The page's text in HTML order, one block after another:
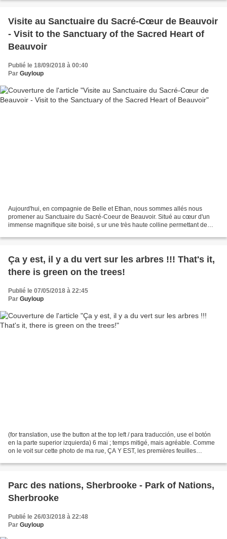
Visite au Sanctuaire du Sacré-Cœur de Beauvoir
- Visit to the Sanctuary of the Sacred Heart of
Beauvoir
Publié le 18/09/2018 à 00:40
Par Guyloup
Aujourd'hui, en compagnie de Belle et Ethan, nous sommes allés nous
promener au Sanctuaire du Sacré-Coeur de Beauvoir. Situé au cœur d'un
immense magnifique site boisé, s ur une très haute colline permettant de
Ça y est, il y a du vert sur les arbres !!! That's it,
there is green on the trees!
Publié le 07/05/2018 à 22:45
Par Guyloup
(for translation, use the button at the top left / para traducción, use el botón
en la parte superior izquierda) 6 mai ; temps mitigé, mais agréable. Comme
on le voit sur cette photo de ma rue, ÇA Y EST, les premières feuilles
Parc des nations, Sherbrooke - Park of Nations,
Sherbrooke
Publié le 26/03/2018 à 22:48
Par Guyloup